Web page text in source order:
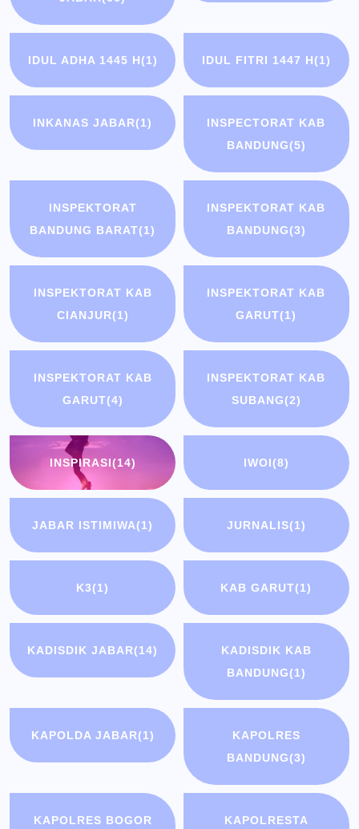
IDUL ADHA 1445 H(1) IDUL FITRI 1447 H(1)
INKANAS JABAR(1)
INSPECTORAT KAB
BANDUNG(5)
INSPEKTORAT
BANDUNG BARAT(1)
INSPEKTORAT KAB
BANDUNG(3)
INSPEKTORAT KAB
CIANJUR(1)
INSPEKTORAT KAB
GARUT(1)
INSPEKTORAT KAB
GARUT(4)
INSPEKTORAT KAB
SUBANG(2)
INSPIRASI(14) IWOI(8)
JABAR ISTIMIWA(1) JURNALIS(1)
K3(1) KAB GARUT(1)
KADISDIK JABAR(14)
KADISDIK KAB
BANDUNG(1)
KAPOLDA JABAR(1)
KAPOLRES
BANDUNG(3)
KAPOLRES BOGOR KAPOLRESTA